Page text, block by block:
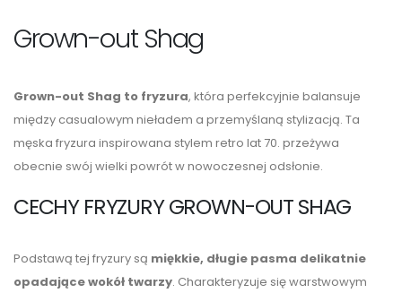
Grown-out Shag
Grown-out Shag to fryzura, która perfekcyjnie balansuje
między casualowym nieładem a przemyślaną stylizacją. Ta
męska fryzura inspirowana stylem retro lat 70. przeżywa
obecnie swój wielki powrót w nowoczesnej odsłonie.
CECHY FRYZURY GROWN-OUT SHAG
Podstawą tej fryzury są miękkie, długie pasma delikatnie
opadające wokół twarzy. Charakteryzuje się warstwowym